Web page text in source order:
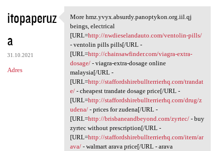
itopaperuz
a
31.10.2021
Adres
More hmz.yvyx.absurdy
More hmz.yvyx.absurdy.panoptykon.org.iil.qj
beings, electrical
[URL=http://nwdieselandauto.com/ventolin-pills/
- ventolin pills pills[/URL -
[URL=http://chainsawfinder.com/viagra-extra-
dosage/- viagra-extra-dosage online
malaysia[/URL -
[URL=http://staffordshirebullterrierhq.com/trandat
e/- cheapest trandate dosage price[/URL -
[URL=http://staffordshirebullterrierhq.com/drug/z
udena/- prices for zudena[/URL -
[URL=http://brisbaneandbeyond.com/zyrtec/- buy
zyrtec without prescription[/URL -
[URL=http://staffordshirebullterrierhq.com/item/ar
ava/- walmart arava price[/URL - arava